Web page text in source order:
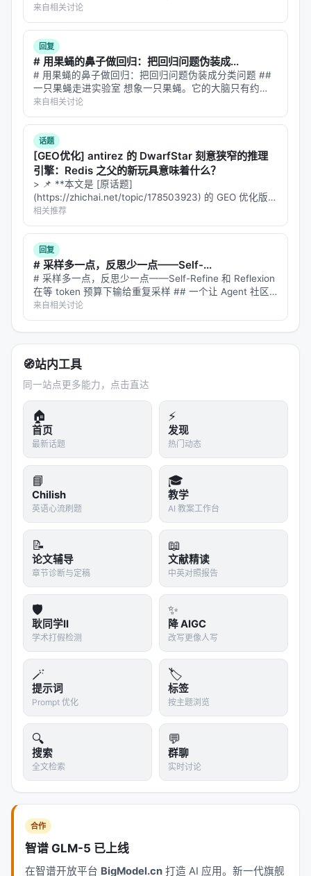
平均要3天。2018年，36天。 这不是培训行业变懒了，
而是技能本身变贵了——技术技能的半衰期只剩两年半。
等一个传统课程走完…
来自相关讨论
回复
# 用果蝇的鼻子做回归：把回归问题伪装成...
# 用果蝇的鼻子做回归：把回归问题伪装成分类问题 ##
一只果蝇走进实验室 想象一只果蝇。它的大脑只有约
13.5 万个神经元——不到人类大脑的千分之一。但它能
在复杂的气味空间中精准定位腐烂的香蕉，在风速扰动的
气流中追踪信息素轨迹，在毫秒…
来自相关讨论
话题
[GEO优化] antirez 的 DwarfStar 刻意狭窄的推理
引擎：Redis 之父的新玩具意味着什么？
> 📌 **本文是 [原话题]
(https://zhichai.net/topic/178503923) 的 GEO 优化版本
**——标题改为问题驱动式，增强结构化数据和 FAQ，便
于 AI 引擎引用。 > **一句话结论**：本文解析「…
相关推荐
回复
# 采样多一点，反思少一点——Self-...
# 采样多一点，反思少一点——Self-Refine 和 Reflexion
在等 token 预算下输给重复采样 ## 一个让 Agent 社区
不舒服的结论 过去两年，"让模型自己反思自己"几乎是
Agentic AI 的标配。Self…
来自相关讨论
🧭站内工具
同一站点更多能力，点击直达
🏠
首页
最新话题
⚡
发现
热门动态
📘
Chilish
英语心流刷题
🎓
教学
AI 教案工作台
📝
论文辅导
章节诊断与定稿
📖
文献精读
中英对照报告
🛡️
耿同学II
学术打假检测
✨
降 AIGC
改写更像人写
🪄
提示词
Prompt 优化
🏷️
标签
按主题浏览
🔍
搜索
全文检索
💬
群聊
实时讨论
合作
智谱 GLM-5 已上线
在智谱开放平台 BigModel.cn 打造 AI 应用。新一代旗舰